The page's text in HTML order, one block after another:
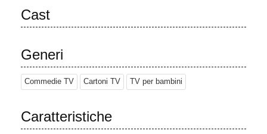
rappresentati come esseri antropomorfi.
Nella prima stagione, gran parte delle trame ruotano attorno agli
spesso trascorre la giornata risiedendo su un pinnacolo roccioso
al largo della costa durante il giorno, mentre risiede in una casa
sottomarina che condivide con Sharko. Nella seconda stagione, la
trama si è spostata sull'isola stessa, comprese le spiagge, il
principali: Marina risiede in un castello di sabbia ornato e a
Cast
Generi
Commedie TV Cartoni TV TV per bambini
Caratteristiche